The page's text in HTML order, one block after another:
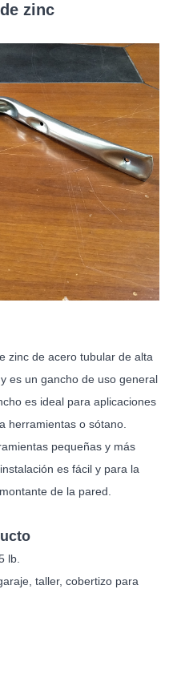
zinc
zinc de acero tubular de alta
es un gancho de uso general
es ideal para aplicaciones
herramientas o sótano.
pequeñas y más
es fácil y para la
de la pared.
lb.
taller, cobertizo para